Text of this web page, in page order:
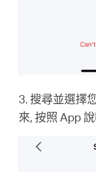
3. 搜尋並選擇
來, 按照 App